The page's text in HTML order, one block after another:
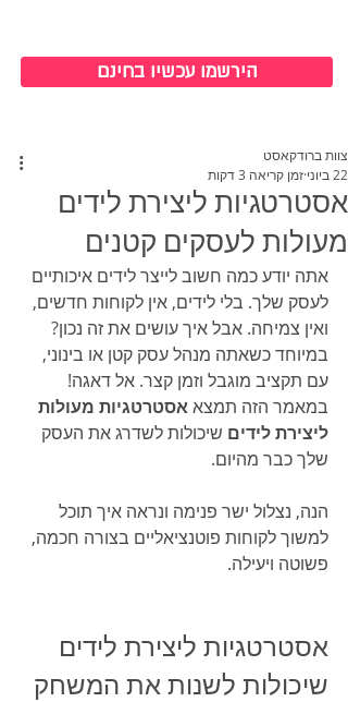
הירשמו עכשיו בחינם
אסטרטגיות ליצירת לידים
מעולות לעסקים קטנים
צוות ברודקאסט
22 ביוני
זמן קריאה 3 דקות
אתה יודע כמה חשוב לייצר לידים איכותיים
לעסק שלך. בלי לידים, אין לקוחות חדשים,
ואין צמיחה. אבל איך עושים את זה נכון?
במיוחד כשאתה מנהל עסק קטן או בינוני,
עם תקציב מוגבל וזמן קצר. אל דאגה!
במאמר הזה תמצא אסטרטגיות מעולות
ליצירת לידים שיכולות לשדרג את העסק
שלך כבר מהיום.
הנה, נצלול ישר פנימה ונראה איך תוכל
למשוך לקוחות פוטנציאליים בצורה חכמה,
פשוטה ויעילה.
אסטרטגיות ליצירת לידים
שיכולות לשנות את המשחק